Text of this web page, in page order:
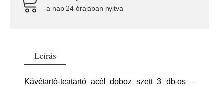
a nap 24 órájában nyitva
Leírás
Kávétartó-teatartó acél doboz szett 3 db-os –